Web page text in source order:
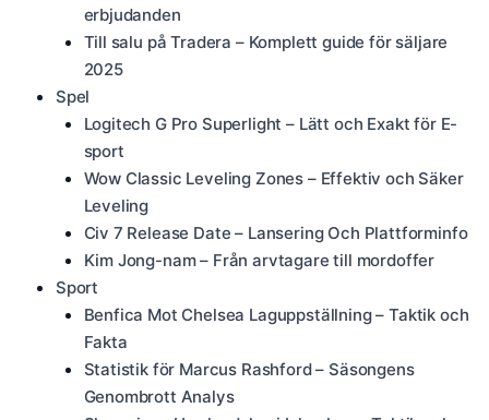
erbjudanden
Till salu på Tradera – Komplett guide för säljare
2025
Spel
Logitech G Pro Superlight – Lätt och Exakt för E-
sport
Wow Classic Leveling Zones – Effektiv och Säker
Leveling
Civ 7 Release Date – Lansering Och Plattforminfo
Kim Jong-nam – Från arvtagare till mordoffer
Sport
Benfica Mot Chelsea Laguppställning – Taktik och
Fakta
Statistik för Marcus Rashford – Säsongens
Genombrott Analys